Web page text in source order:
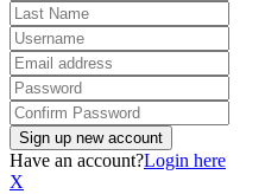
Have an account?Login here
X